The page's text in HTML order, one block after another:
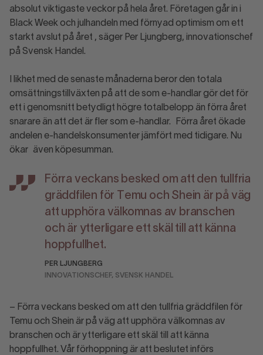
absolut viktigaste veckor på hela året. Företagen går in i
Black Week och julhandeln med förnyad optimism om ett
starkt avslut på året , säger Per Ljungberg, innovationschef
på Svensk Handel.
I likhet med de senaste månaderna beror den totala
omsättningstillväxten på att de som e-handlar gör det för
ett i genomsnitt betydligt högre totalbelopp än förra året
snarare än att det är fler som e-handlar. Förra året ökade
andelen e-handelskonsumenter jämfört med tidigare. Nu
ökar även köpesumman.
Förra veckans besked om att den tullfria
gräddfilen för Temu och Shein är på väg
att upphöra välkomnas av branschen
och är ytterligare ett skäl till att känna
hoppfullhet.
PER LJUNGBERG
INNOVATIONSCHEF, SVENSK HANDEL
– Förra veckans besked om att den tullfria gräddfilen för
Temu och Shein är på väg att upphöra välkomnas av
branschen och är ytterligare ett skäl till att känna
hoppfullhet. Vår förhoppning är att beslutet införs